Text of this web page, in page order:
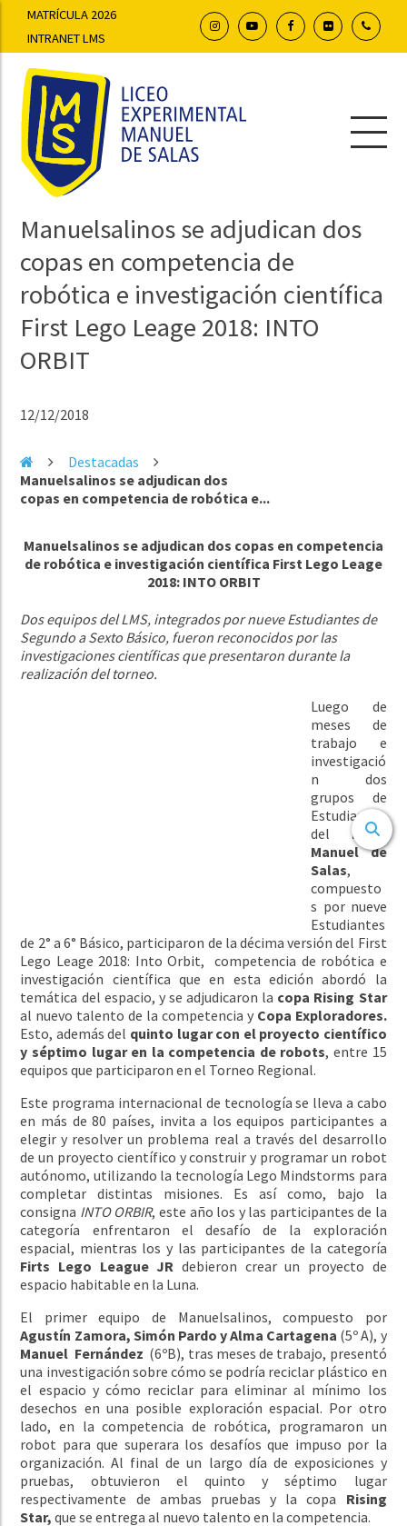
MATRÍCULA 2026
INTRANET LMS
Manuelsalinos se adjudican dos
copas en competencia de
robótica e investigación científica
First Lego Leage 2018: INTO
ORBIT
12/12/2018
Destacadas
Manuelsalinos se adjudican dos
copas en competencia de robótica e...
Manuelsalinos se adjudican dos copas en competencia
de robótica e investigación científica First Lego Leage
2018: INTO ORBIT
Dos equipos del LMS, integrados por nueve Estudiantes de
Segundo a Sexto Básico, fueron reconocidos por las
investigaciones científicas que presentaron durante la
realización del torneo.
Luego de
meses de
trabajo e
investigació
n dos
grupos de
Estudiantes
del Liceo
Manuel de
Salas,
compuesto
s por nueve
Estudiantes
de 2° a 6° Básico, participaron de la décima versión del First
Lego Leage 2018: Into Orbit, competencia de robótica e
investigación científica que en esta edición abordó la
temática del espacio, y se adjudicaron la copa Rising Star
al nuevo talento de la competencia y Copa Exploradores.
Esto, además del quinto lugar con el proyecto científico
y séptimo lugar en la competencia de robots, entre 15
equipos que participaron en el Torneo Regional.
Este programa internacional de tecnología se lleva a cabo
en más de 80 países, invita a los equipos participantes a
elegir y resolver un problema real a través del desarrollo
de un proyecto científico y construir y programar un robot
autónomo, utilizando la tecnología Lego Mindstorms para
completar distintas misiones. Es así como, bajo la
consigna INTO ORBIR, este año los y las participantes de la
categoría enfrentaron el desafío de la exploración
espacial, mientras los y las participantes de la categoría
Firts Lego League JR debieron crear un proyecto de
espacio habitable en la Luna.
El primer equipo de Manuelsalinos, compuesto por
Agustín Zamora, Simón Pardo y Alma Cartagena (5º A), y
Manuel Fernández (6ºB), tras meses de trabajo, presentó
una investigación sobre cómo se podría reciclar plástico en
el espacio y cómo reciclar para eliminar al mínimo los
desechos en una posible exploración espacial. Por otro
lado, en la competencia de robótica, programaron un
robot para que superara los desafíos que impuso por la
organización. Al final de un largo día de exposiciones y
pruebas, obtuvieron el quinto y séptimo lugar
respectivamente de ambas pruebas y la copa Rising
Star, que se entrega al nuevo talento en la competencia.